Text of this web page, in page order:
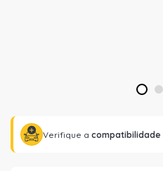
1 2
Verifique a compatibilidade